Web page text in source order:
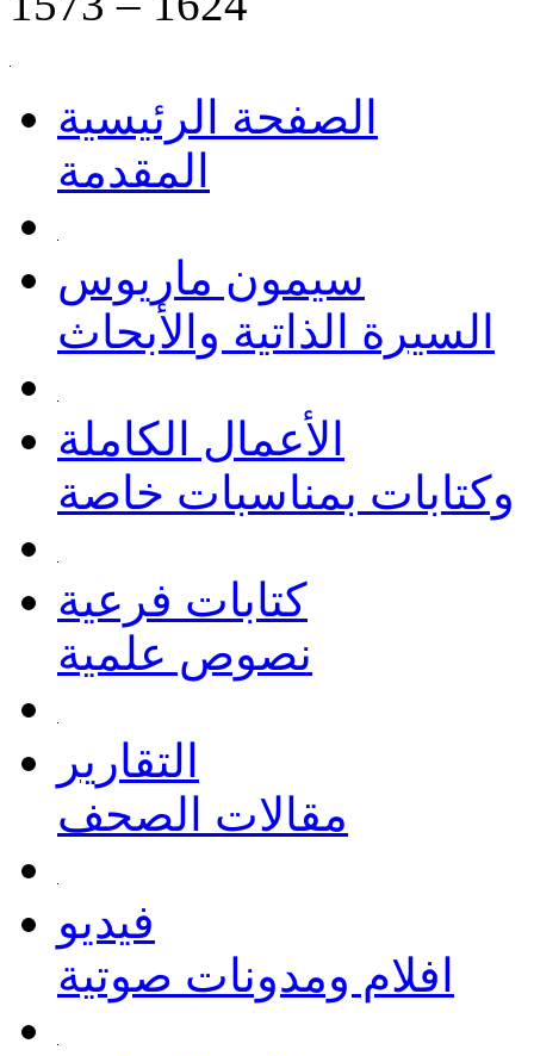
الصفحة الرئيسية
المقدمة
سيمون ماريوس
السيرة الذاتية والأبحاث
الأعمال الكاملة
وكتابات بمناسبات خاصة
كتابات فرعية
نصوص علمية
التقارير
مقالات الصحف
فيديو
افلام ومدونات صوتية